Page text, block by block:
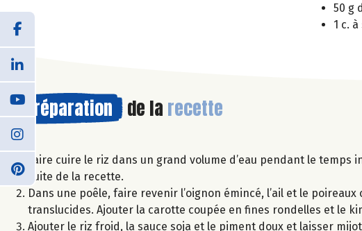
50 g
1 c.
Préparation de la recette
Faire cuire le riz dans un grand volume d’eau pendant le
suite de la recette.
Dans une poêle, faire revenir l’oignon émincé, l’ail et le
translucides. Ajouter la carotte coupée en fines rondelles et le
Ajouter le riz froid, la sauce soja et le piment doux et laisser